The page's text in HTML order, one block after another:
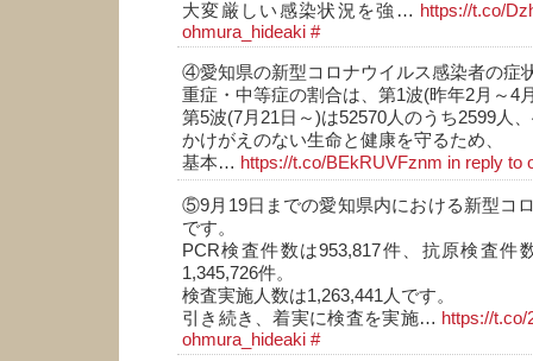
大変厳しい感染状況を強… https://t.co/
ohmura_hideaki #
④愛知県の新型コロナウイルス感染者の症
重症・中等症の割合は、第1波(昨年2月～4
第5波(7月21日～)は52570人のうち2599人
かけがえのない生命と健康を守るため、
基本… https://t.co/BEkRUVFznm in reply to
⑤9月19日までの愛知県内における新型コ
です。
PCR検査件数は953,817件、抗原検査件
1,345,726件。
検査実施人数は1,263,441人です。
引き続き、着実に検査を実施… https://t.co/
ohmura_hideaki #